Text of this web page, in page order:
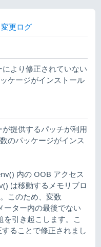
変更ログ
より修正されていない
ケージがインストール
提供するパッチが利用
のパッケージがインス
内の OOB アクセス
は移動するメモリブロ
このため、変数
ーター内の最後でない
引き起こします。こ
ることで修正されまし